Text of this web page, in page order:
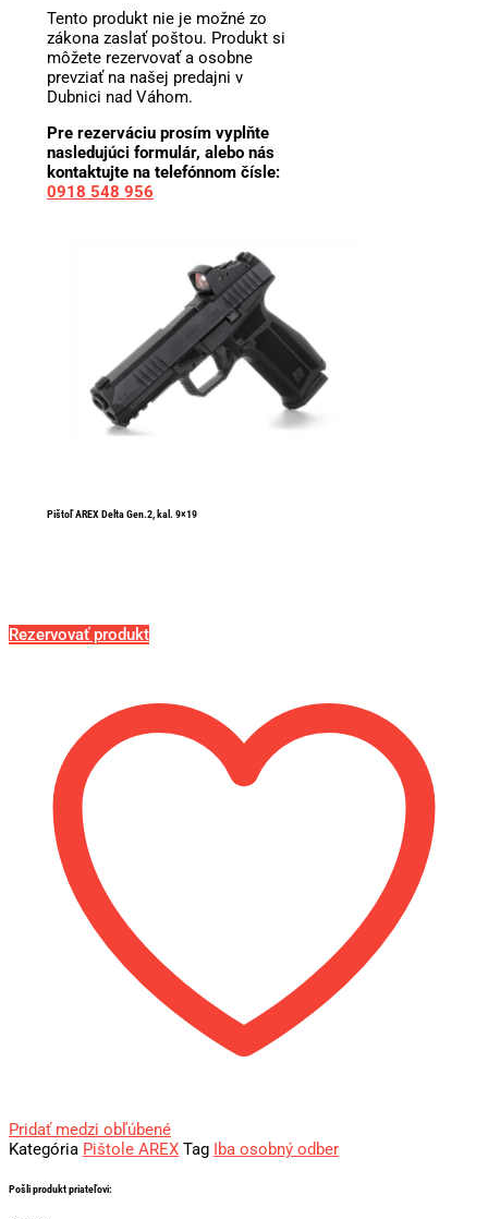
Tento produkt nie je možné zo
zákona zaslať poštou. Produkt si
môžete rezervovať a osobne
prevziať na našej predajni v
Dubnici nad Váhom.
Pre rezerváciu prosím vyplňte
nasledujúci formulár, alebo nás
kontaktujte na telefónnom čísle:
0918 548 956
Pištoľ AREX Delta Gen.2, kal. 9×19
Rezervovať produkt
Pridať medzi obľúbené
Kategória Pištole AREX Tag Iba osobný odber
Pošli produkt priateľovi: